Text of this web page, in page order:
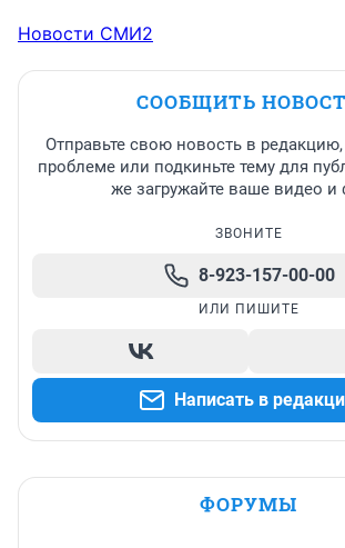
Новости СМИ2
СООБЩИТЬ
Отправьте свою новость в
проблеме или подкиньте тему для
же загружайте ваше видео и
ЗВОНИТЕ
8-923-157-00-00
ИЛИ ПИШИТЕ
Написать в
ФОРУМЫ